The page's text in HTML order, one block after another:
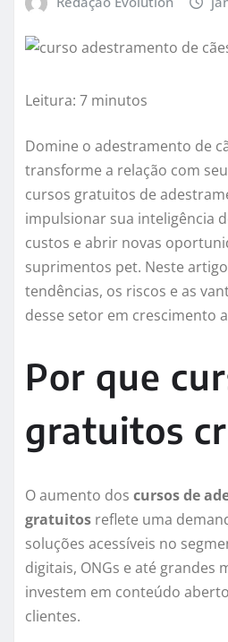
Leitura: 7 minutos
Domine o adestramento de
transforme a relação com
cursos gratuitos de
impulsionar sua inteligência
custos e abrir novas
suprimentos pet. Neste
tendências, os riscos e as
desse setor em crescimento
Por que
gratuitos
O aumento dos cursos de
gratuitos reflete uma
soluções acessíveis no
digitais, ONGs e até grandes
investem em conteúdo
clientes.